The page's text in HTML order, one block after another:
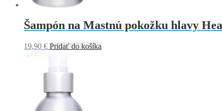
Šampón na Mastnú pokožku hlavy
19,90 € Pridať do košíka